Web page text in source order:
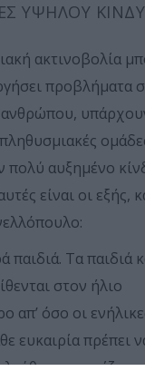
ΥΨΗΛΟΎ
ακτινοβολία
προβλήματα
ανθρώπου,
πολύ αυξημένο
είναι οι εξής,
παιδιά. Τα παιδιά
στον ήλιο
απ’ όσο οι
ευκαιρία πρέπει
να παίζουν